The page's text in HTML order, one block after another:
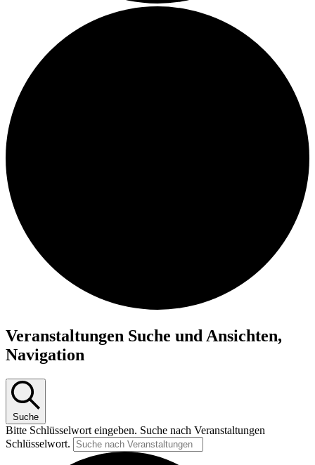
Veranstaltungen Suche und Ansichten,
Navigation
Suche
Bitte Schlüsselwort eingeben. Suche nach Veranstaltungen
Schlüsselwort.